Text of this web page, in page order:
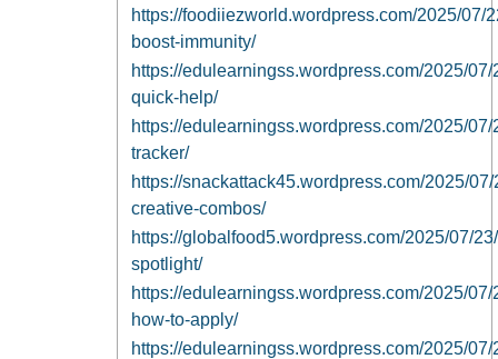
https://foodiiezworld.wordpress.com/2025/
boost-immunity/
https://edulearningss.wordpress.com/2025/
quick-help/
https://edulearningss.wordpress.com/2025/
tracker/
https://snackattack45.wordpress.com/2025/
creative-combos/
https://globalfood5.wordpress.com/2025/07/
spotlight/
https://edulearningss.wordpress.com/2025/
how-to-apply/
https://edulearningss.wordpress.com/2025/